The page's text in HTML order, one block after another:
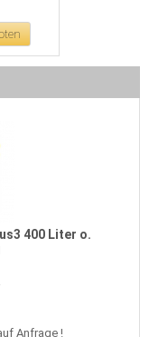
400 Liter o.